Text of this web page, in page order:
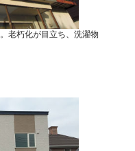
老朽化が目立ち、洗濯物